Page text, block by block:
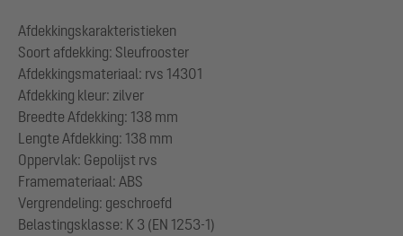
Afdekkingskarakteristieken
Soort afdekking: Sleufrooster
Afdekkingsmateriaal: rvs 14301
Afdekking kleur: zilver
Breedte Afdekking: 138 mm
Lengte Afdekking: 138 mm
Oppervlak: Gepolijst rvs
Framemateriaal: ABS
Vergrendeling: geschroefd
Belastingsklasse: K 3 (EN 1253-1)